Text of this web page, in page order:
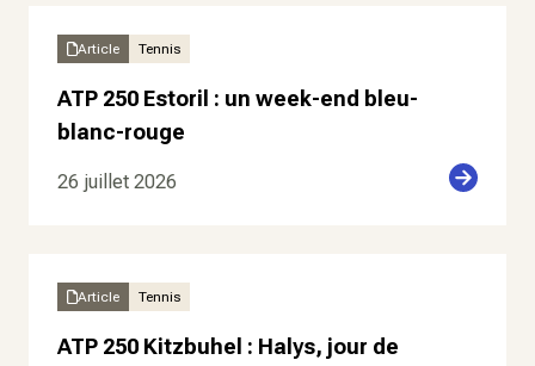
Article Tennis
ATP 250 Estoril : un week-end bleu-
blanc-rouge
26 juillet 2026
Article Tennis
ATP 250 Kitzbuhel : Halys, jour de